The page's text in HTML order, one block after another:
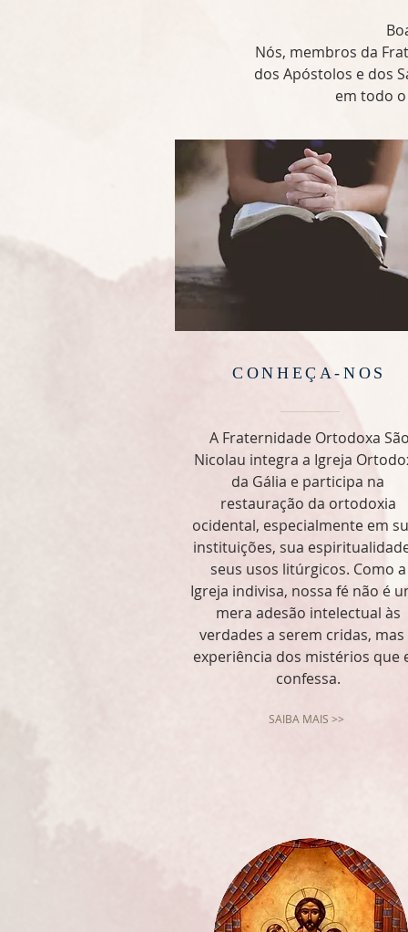
Nós, membros da
dos Apóstolos e dos
em todo
CONHEÇA-NOS
A Fraternidade Ortodoxa
Nicolau integra a Igreja
da Gália e participa na
restauração da ortodoxia
ocidental, especialmente em
instituições, sua
seus usos litúrgicos. Como a
Igreja indivisa, nossa fé não é
mera adesão intelectual às
verdades a serem cridas, mas
experiência dos mistérios que
confessa.
SAIBA MAIS >>